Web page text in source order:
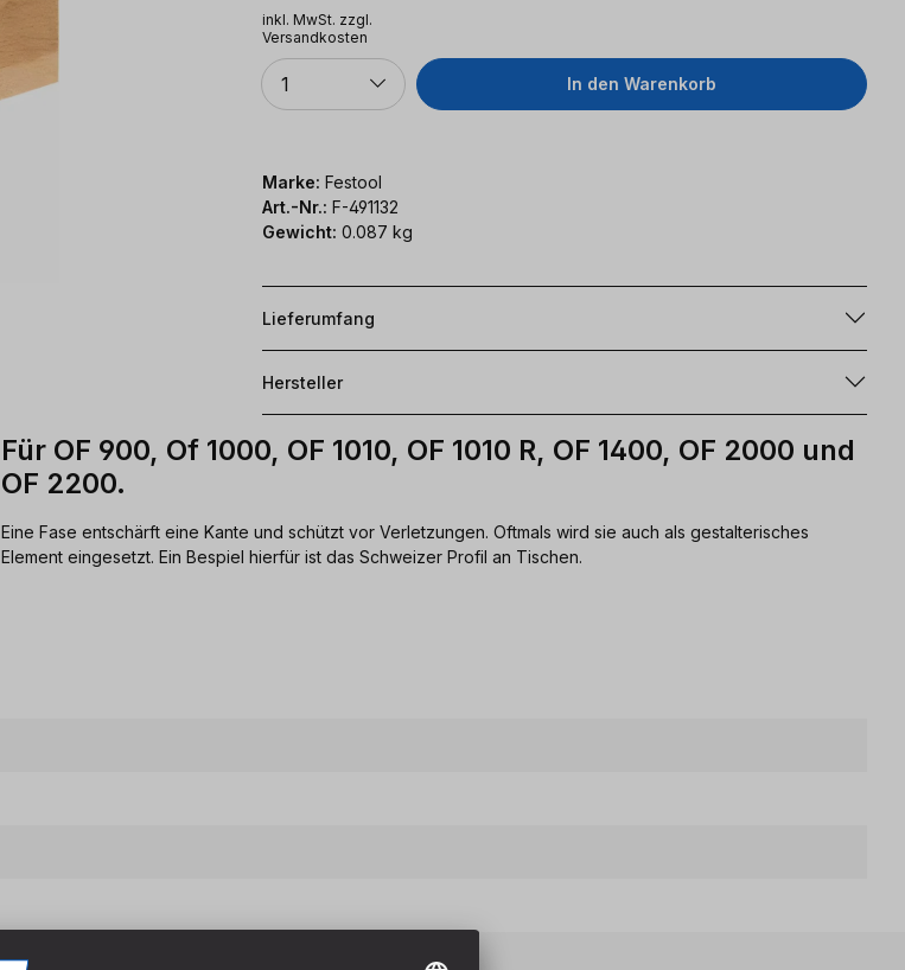
inkl. MwSt. zzgl.
Versandkosten
Anzahl
1 In den Warenkorb
Marke: Festool
Art.-Nr.: F-491132
Gewicht: 0.087 kg
Lieferumfang
Hersteller
Für OF 900, Of 1000, OF 1010, OF 1010 R, OF 1400, OF 2000 und
OF 2200.
Eine Fase entschärft eine Kante und schützt vor Verletzungen. Oftmals wird sie auch als gestalterisches
Element eingesetzt. Ein Bespiel hierfür ist das Schweizer Profil an Tischen.